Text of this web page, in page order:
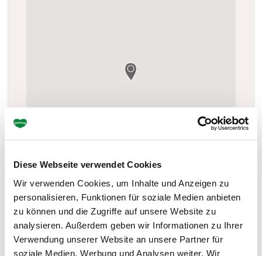
Diese Webseite verwendet Cookies
Wir verwenden Cookies, um Inhalte und Anzeigen zu
personalisieren, Funktionen für soziale Medien anbieten
zu können und die Zugriffe auf unsere Website zu
analysieren. Außerdem geben wir Informationen zu Ihrer
Verwendung unserer Website an unsere Partner für
soziale Medien, Werbung und Analysen weiter. Wir